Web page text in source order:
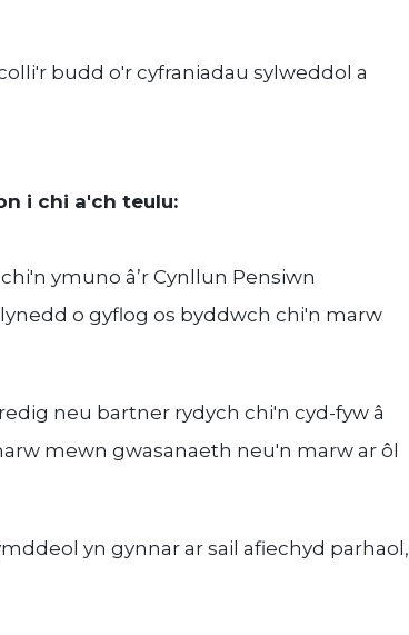
budd o'r cyfraniadau sylweddol a
i chi a'ch teulu:
ymuno â’r Cynllun Pensiwn
o gyflog os byddwch chi'n marw
neu bartner rydych chi'n cyd-fyw â
mewn gwasanaeth neu'n marw ar ôl
yn gynnar ar sail afiechyd parhaol,